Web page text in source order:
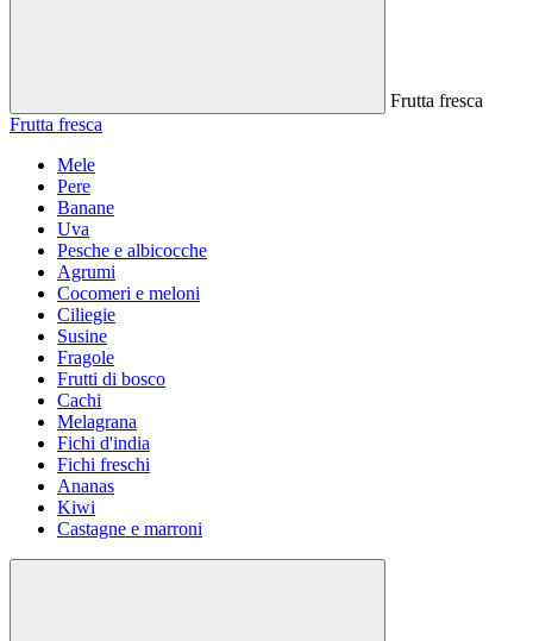
Frutta fresca
Frutta fresca
Mele
Pere
Banane
Uva
Pesche e albicocche
Agrumi
Cocomeri e meloni
Ciliegie
Susine
Fragole
Frutti di bosco
Cachi
Melagrana
Fichi d'india
Fichi freschi
Ananas
Kiwi
Castagne e marroni